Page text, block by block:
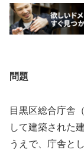
問題
目黒区総合庁舎
して建築された
うえで、庁舎と